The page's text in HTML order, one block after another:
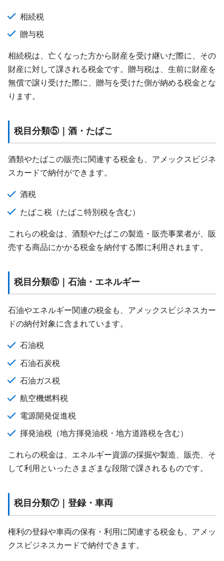
相続税
贈与税
相続税は、亡くなった方から財産を受け継いだ際に、その
財産に対して課される税金です。贈与税は、生前に財産を
無償で譲り受けた際に、贈与を受けた側が納める税金とな
ります。
税目分類⑤｜酒・たばこ
酒類やたばこの販売に関連する税金も、アメックスビジネ
スカードで納付ができます。
酒税
たばこ税（たばこ特別税を含む）
これらの税金は、酒類やたばこの製造・販売事業者が、販
売する商品にかかる税金を納付する際に利用されます。
税目分類⑥｜石油・エネルギー
石油やエネルギー関連の税金も、アメックスビジネスカー
ドの納付対象に含まれています。
石油税
石油石炭税
石油ガス税
航空機燃料税
電源開発促進税
揮発油税（地方揮発油税・地方道路税を含む）
これらの税金は、エネルギー資源の採掘や製造、販売、そ
して利用といったさまざまな段階で課されるものです。
税目分類⑦｜登録・車両
権利の登録や車両の保有・利用に関連する税金も、アメッ
クスビジネスカードで納付できます。